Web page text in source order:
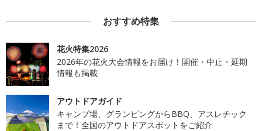
おすすめ特集
花火特集2026
2026年の花火大会情報をお届け！開催・中止・延期
情報も掲載
アウトドアガイド
キャンプ場、グランピングからBBQ、アスレチック
まで！全国のアウトドアスポットをご紹介